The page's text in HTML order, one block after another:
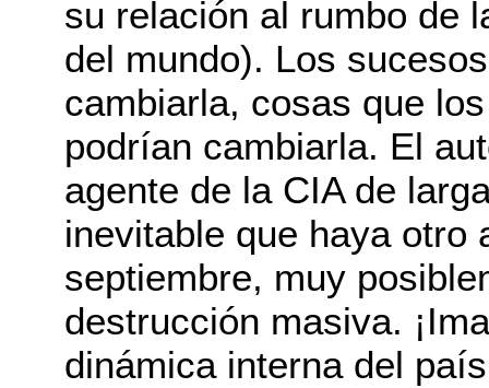
su relación al rumbo de
del mundo). Los
cambiarla, cosas que
podrían cambiarla. El
agente de la CIA de
inevitable que haya otro
septiembre, muy
destrucción masiva.
dinámica interna del